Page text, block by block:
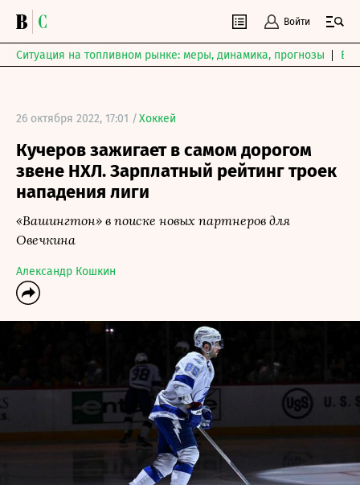
Войти
Ситуация на топливном рынке: меры, динамика, прогнозы
26 октября 2022, 17:01 /Хоккей
Кучеров зажигает в самом дорогом
звене НХЛ. Зарплатный рейтинг троек
нападения лиги
«Вашингтон» в поиске новых партнеров для
Овечкина
Александр Кошкин